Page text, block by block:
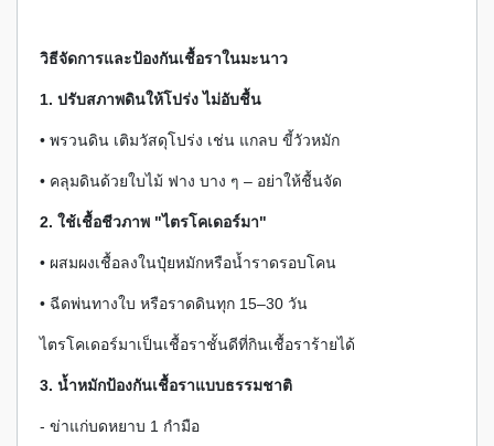
วิธีจัดการและป้องกันเชื้อราในมะนาว
1. ปรับสภาพดินให้โปร่ง ไม่อับชื้น
• พรวนดิน เติมวัสดุโปร่ง เช่น แกลบ ขี้วัวหมัก
• คลุมดินด้วยใบไม้ ฟาง บาง ๆ – อย่าให้ชื้นจัด
2. ใช้เชื้อชีวภาพ "ไตรโคเดอร์มา"
• ผสมผงเชื้อลงในปุ๋ยหมักหรือน้ำราดรอบโคน
• ฉีดพ่นทางใบ หรือราดดินทุก 15–30 วัน
ไตรโคเดอร์มาเป็นเชื้อราชั้นดีที่กินเชื้อราร้ายได้
3. น้ำหมักป้องกันเชื้อราแบบธรรมชาติ
- ข่าแก่บดหยาบ 1 กำมือ